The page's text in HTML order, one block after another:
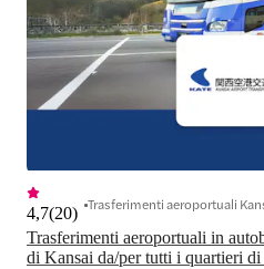
Trasferimenti aeroportuali in
di Kansai da/per tutti i quartieri di
4,7(20) Trasferimenti aeroportuali